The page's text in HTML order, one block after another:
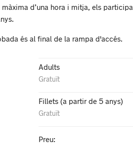
d’una hora i mitja, els
és al final de la rampa d'accés.
Adults
Gratuït
Fillets (a partir de 5 anys)
Gratuït
Preu: